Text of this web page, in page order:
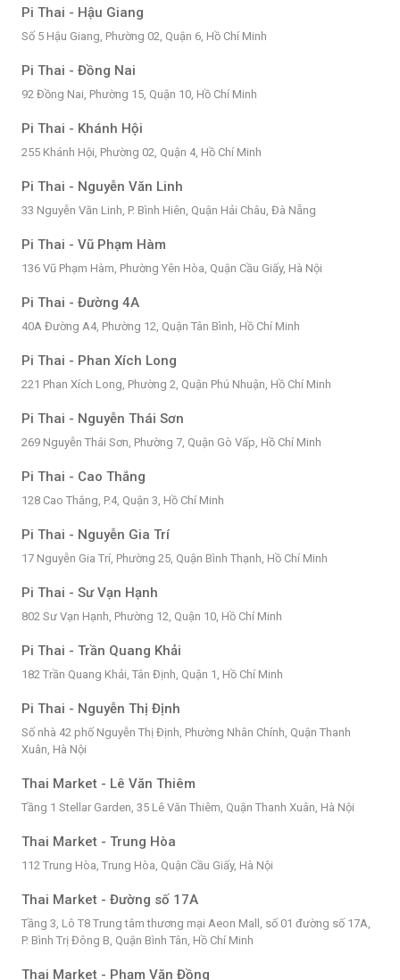
Pi Thai - Hậu Giang
Số 5 Hậu Giang, Phường 02, Quận 6, Hồ Chí Minh
Pi Thai - Đồng Nai
92 Đồng Nai, Phường 15, Quận 10, Hồ Chí Minh
Pi Thai - Khánh Hội
255 Khánh Hội, Phường 02, Quận 4, Hồ Chí Minh
Pi Thai - Nguyễn Văn Linh
33 Nguyễn Văn Linh, P. Bình Hiên, Quận Hải Châu, Đà Nẵng
Pi Thai - Vũ Phạm Hàm
136 Vũ Phạm Hàm, Phường Yên Hòa, Quận Cầu Giấy, Hà Nội
Pi Thai - Đường 4A
40A Đường A4, Phường 12, Quận Tân Bình, Hồ Chí Minh
Pi Thai - Phan Xích Long
221 Phan Xích Long, Phường 2, Quận Phú Nhuận, Hồ Chí Minh
Pi Thai - Nguyễn Thái Sơn
269 Nguyễn Thái Sơn, Phường 7, Quận Gò Vấp, Hồ Chí Minh
Pi Thai - Cao Thắng
128 Cao Thắng, P.4, Quận 3, Hồ Chí Minh
Pi Thai - Nguyễn Gia Trí
17 Nguyễn Gia Trí, Phường 25, Quận Bình Thạnh, Hồ Chí Minh
Pi Thai - Sư Vạn Hạnh
802 Sư Vạn Hạnh, Phường 12, Quận 10, Hồ Chí Minh
Pi Thai - Trần Quang Khải
182 Trần Quang Khải, Tân Định, Quận 1, Hồ Chí Minh
Pi Thai - Nguyễn Thị Định
Số nhà 42 phố Nguyễn Thị Định, Phường Nhân Chính, Quận Thanh
Xuân, Hà Nội
Thai Market - Lê Văn Thiêm
Tầng 1 Stellar Garden, 35 Lê Văn Thiêm, Quận Thanh Xuân, Hà Nội
Thai Market - Trung Hòa
112 Trung Hòa, Trung Hòa, Quận Cầu Giấy, Hà Nội
Thai Market - Đường số 17A
Tầng 3, Lô T8 Trung tâm thương mại Aeon Mall, số 01 đường số 17A,
P. Bình Trị Đông B, Quận Bình Tân, Hồ Chí Minh
Thai Market - Phạm Văn Đồng